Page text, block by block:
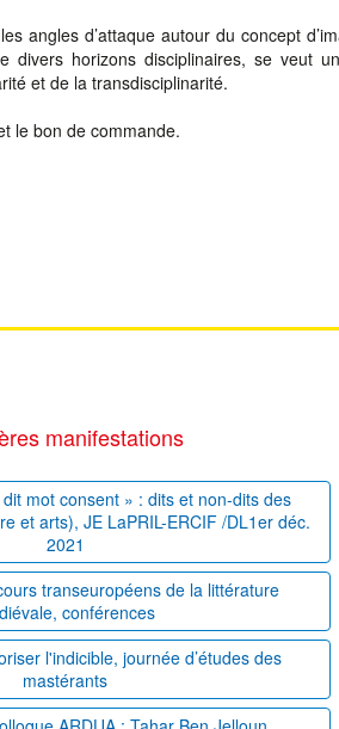
angles d’attaque autour du concept
divers horizons disciplinaires, se veut
et de la transdisciplinarité.
le bon de commande.
manifestations
mot consent » : dits et non-dits des
et arts), JE LaPRIL-ERCIF /DL1er déc.
2021
transeuropéens de la littérature
conférences
l'indicible, journée d’études des
mastérants